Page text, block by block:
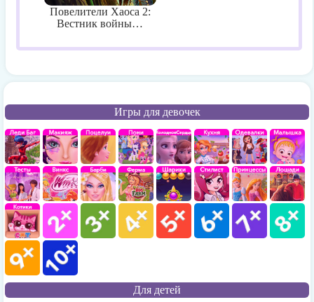
Повелители Хаоса 2:
Вестник войны…
Игры для девочек
Для детей